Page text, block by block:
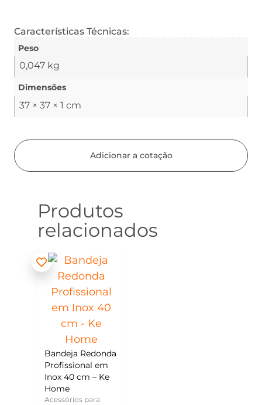
Características Técnicas:
Peso
0,047 kg
Dimensões
37 × 37 × 1 cm
Adicionar a cotação
Produtos
relacionados
Bandeja Redonda
Profissional em
Inox 40 cm – Ke
Home
Acessórios para